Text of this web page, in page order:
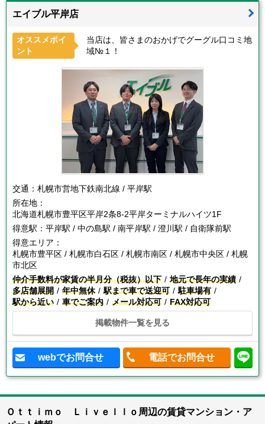
エイブル平岸店
オススメポイ
ント
当店は、皆さまのおかげでグーグル口コミ地
域№１！
交通： 札幌市営地下鉄南北線 / 平岸駅
所在地：
北海道札幌市豊平区平岸2条8-2平岸ターミナルハイツ1F
得意駅： 平岸駅 / 中の島駅 / 南平岸駅 / 澄川駅 / 自衛隊前駅
得意エリア：
札幌市豊平区 / 札幌市白石区 / 札幌市南区 / 札幌市中央区 / 札幌
市北区
仲介手数料が家賃の半月分（税抜）以下
地元で長年の実績
多店舗展開
年中無休 駅まで車で送迎可
駐車場有
駅から近い
車でご案内 メール対応可 FAX対応可
掲載物件一覧を見る
webでお問合せ 電話でお問合せ
Ｏｔｔｉｍｏ Ｌｉｖｅｌｌｏ周辺の賃貸マンション・ア